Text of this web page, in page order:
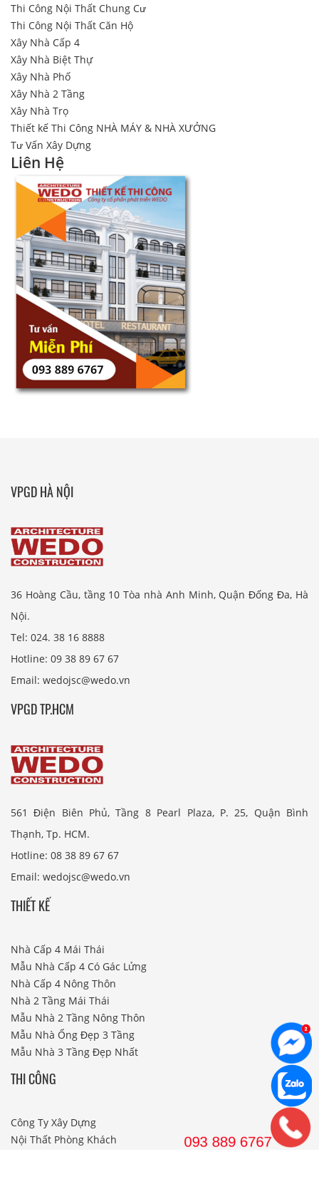
Thi Công Nội Thất Chung Cư
Thi Công Nội Thất Căn Hộ
Xây Nhà Cấp 4
Xây Nhà Biệt Thự
Xây Nhà Phố
Xây Nhà 2 Tầng
Xây Nhà Trọ
Thiết kế Thi Công NHÀ MÁY & NHÀ XƯỞNG
Tư Vấn Xây Dựng
Liên Hệ
VPGD HÀ NỘI
36 Hoàng Cầu, tầng 10 Tòa nhà Anh Minh, Quận Đống Đa, Hà
Nội.
Tel: 024. 38 16 8888
Hotline: 09 38 89 67 67
Email: wedojsc@wedo.vn
VPGD TP.HCM
561 Điện Biên Phủ, Tầng 8 Pearl Plaza, P. 25, Quận Bình
Thạnh, Tp. HCM.
Hotline: 08 38 89 67 67
Email: wedojsc@wedo.vn
THIẾT KẾ
Nhà Cấp 4 Mái Thái
Mẫu Nhà Cấp 4 Có Gác Lửng
Nhà Cấp 4 Nông Thôn
Nhà 2 Tầng Mái Thái
Mẫu Nhà 2 Tầng Nông Thôn
Mẫu Nhà Ống Đẹp 3 Tầng
Mẫu Nhà 3 Tầng Đẹp Nhất
THI CÔNG
Công Ty Xây Dựng
Nội Thất Phòng Khách